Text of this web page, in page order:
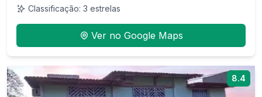
Classificação: 3 estrelas
Ver no Google Maps
8.4